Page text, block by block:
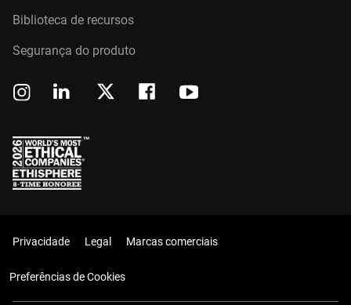
Biblioteca de recursos
Segurança do produto
Privacidade Legal Marcas comerciais
Preferências de Cookies